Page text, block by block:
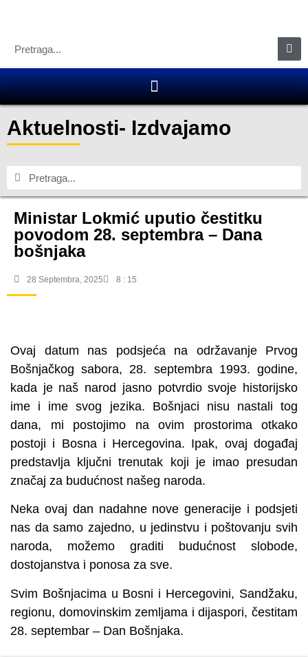
Aktuelnosti- Izdvajamo
Ministar Lokmić uputio čestitku
povodom 28. septembra – Dana
bošnjaka
28 Septembra, 2025 8 : 15
Ovaj datum nas podsjeća na održavanje Prvog
Bošnjačkog sabora, 28. septembra 1993. godine,
kada je naš narod jasno potvrdio svoje historijsko
ime i ime svog jezika. Bošnjaci nisu nastali tog
dana, mi postojimo na ovim prostorima otkako
postoji i Bosna i Hercegovina. Ipak, ovaj događaj
predstavlja ključni trenutak koji je imao presudan
značaj za budućnost našeg naroda.
Neka ovaj dan nadahne nove generacije i podsjeti
nas da samo zajedno, u jedinstvu i poštovanju svih
naroda, možemo graditi budućnost slobode,
dostojanstva i ponosa za sve.
Svim Bošnjacima u Bosni i Hercegovini, Sandžaku,
regionu, domovinskim zemljama i dijaspori, čestitam
28. septembar – Dan Bošnjaka.